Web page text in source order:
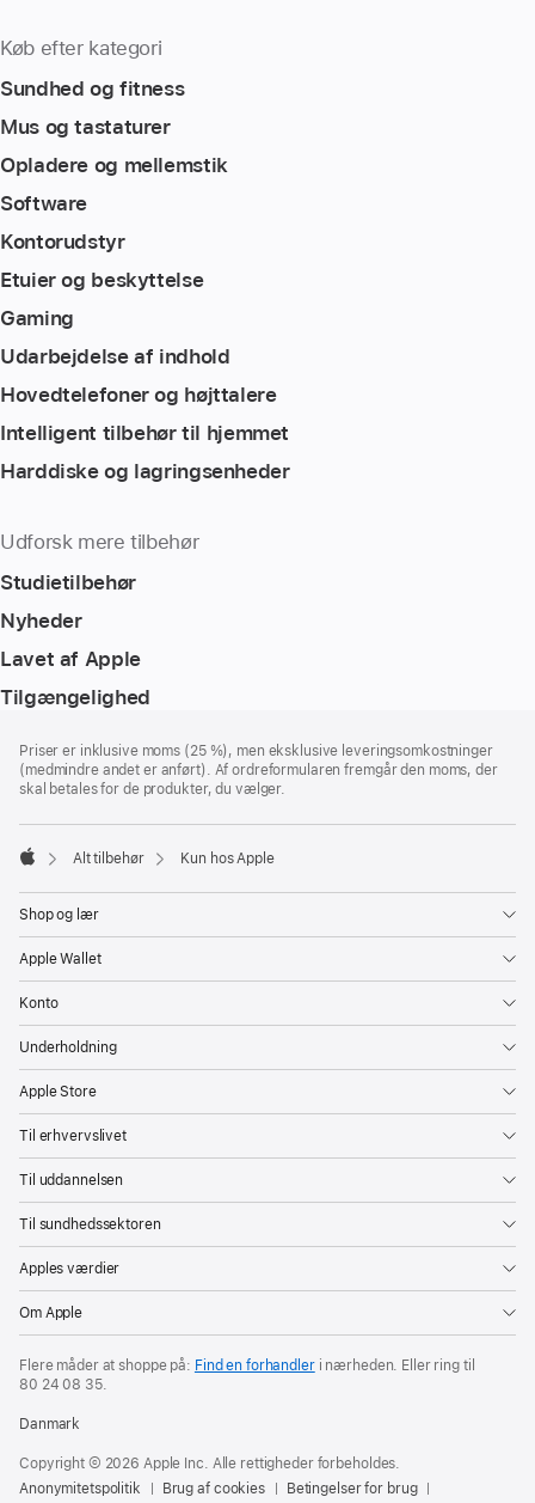
Køb efter kategori
Sundhed og fitness
Mus og tastaturer
Opladere og mellemstik
Software
Kontorudstyr
Etuier og beskyttelse
Gaming
Udarbejdelse af indhold
Hovedtelefoner og højttalere
Intelligent tilbehør til hjemmet
Harddiske og lagringsenheder
Udforsk mere tilbehør
Studietilbehør
Nyheder
Lavet af Apple
Tilgængelighed
Priser er inklusive moms (25 %), men eksklusive leveringsomkostninger
(medmindre andet er anført). Af ordreformularen fremgår den moms, der
skal betales for de produkter, du vælger.
Alt tilbehør Kun hos Apple
Shop og lær
Apple Wallet
Konto
Underholdning
Apple Store
Til erhvervslivet
Til uddannelsen
Til sundhedssektoren
Apples værdier
Om Apple
Flere måder at shoppe på: Find en forhandleri nærheden. Eller ring til
80 24 08 35.
Danmark
Copyright © 2026 Apple Inc. Alle rettigheder forbeholdes.
Anonymitetspolitik
Brug af cookies Betingelser for brug